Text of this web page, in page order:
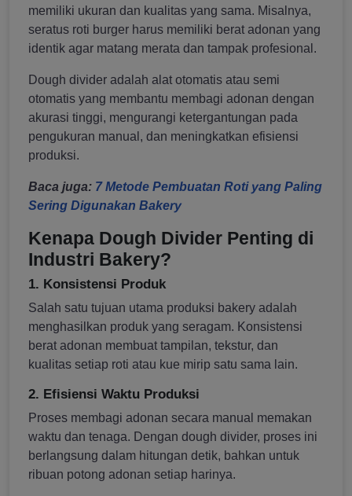
memiliki ukuran dan kualitas yang sama. Misalnya,
seratus roti burger harus memiliki berat adonan yang
identik agar matang merata dan tampak profesional.
Dough divider adalah alat otomatis atau semi
otomatis yang membantu membagi adonan dengan
akurasi tinggi, mengurangi ketergantungan pada
pengukuran manual, dan meningkatkan efisiensi
produksi.
Baca juga: 7 Metode Pembuatan Roti yang Paling
Sering Digunakan Bakery
Kenapa Dough Divider Penting di
Industri Bakery?
1. Konsistensi Produk
Salah satu tujuan utama produksi bakery adalah
menghasilkan produk yang seragam. Konsistensi
berat adonan membuat tampilan, tekstur, dan
kualitas setiap roti atau kue mirip satu sama lain.
2. Efisiensi Waktu Produksi
Proses membagi adonan secara manual memakan
waktu dan tenaga. Dengan dough divider, proses ini
berlangsung dalam hitungan detik, bahkan untuk
ribuan potong adonan setiap harinya.